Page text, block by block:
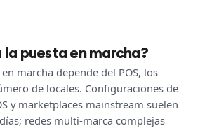
puesta en marcha?
marcha depende del POS, los
de locales. Configuraciones de
y marketplaces mainstream suelen
redes multi-marca complejas